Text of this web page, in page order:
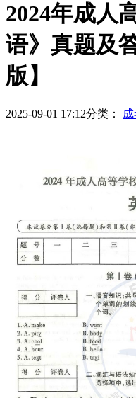
2024年成人
语》真题及
版】
2025-09-01 17:12分类：